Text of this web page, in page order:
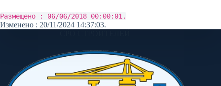
Размещено : 06/06/2018 00:00:01.
Изменено : 20/11/2024 14:37:03.